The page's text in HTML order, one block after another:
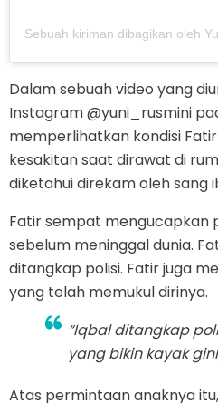
Dalam sebuah video yang
Instagram @yuni_rusmini
memperlihatkan kondisi
kesakitan saat dirawat di
diketahui direkam oleh sang
Fatir sempat
sebelum meninggal dunia.
ditangkap polisi. Fatir juga
yang telah memukul dirinya.
“Iqbal ditangkap
yang bikin kayak
Atas permintaan anaknya